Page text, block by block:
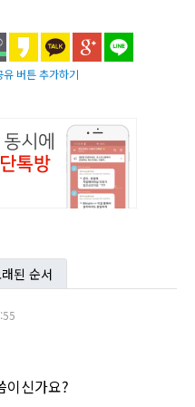
버튼 추가하기
된 순서
이신가요?